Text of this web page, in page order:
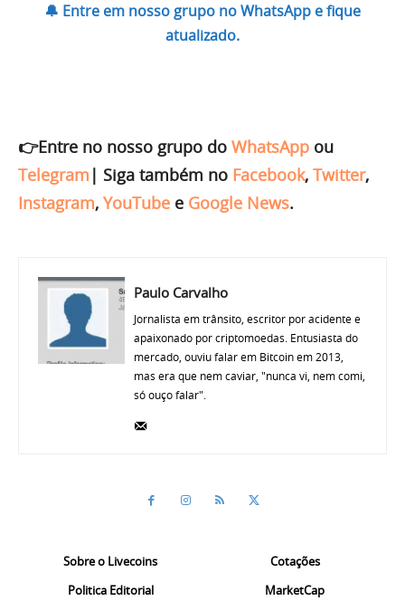
🔔 Entre em nosso grupo no WhatsApp e fique
atualizado.
👉Entre no nosso grupo do WhatsApp ou
Telegram | Siga também no Facebook, Twitter,
Instagram, YouTube e Google News.
Paulo Carvalho
Jornalista em trânsito, escritor por acidente e
apaixonado por criptomoedas. Entusiasta do
mercado, ouviu falar em Bitcoin em 2013,
mas era que nem caviar, "nunca vi, nem comi,
só ouço falar".
Sobre o Livecoins
Politica Editorial
Cotações
MarketCap